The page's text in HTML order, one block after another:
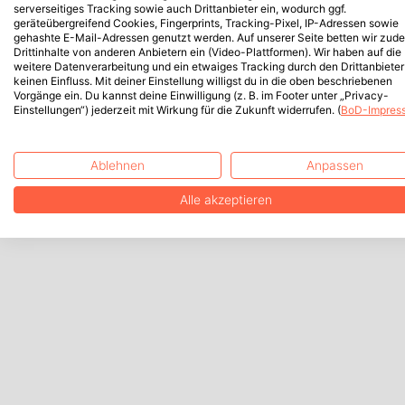
serverseitiges Tracking sowie auch Drittanbieter ein, wodurch ggf.
geräteübergreifend Cookies, Fingerprints, Tracking-Pixel, IP-Adressen sowie
gehashte E-Mail-Adressen genutzt werden. Auf unserer Seite betten wir
Drittinhalte von anderen Anbietern ein (Video-Plattformen). Wir haben auf die
weitere Datenverarbeitung und ein etwaiges Tracking durch den Drittanbieter
keinen Einfluss. Mit deiner Einstellung willigst du in die oben beschriebenen
Vorgänge ein. Du kannst deine Einwilligung (z. B. im Footer unter „Privacy-
Einstellungen“) jederzeit mit Wirkung für die Zukunft widerrufen. (BoD-
Ablehnen Anpassen
Alle akzeptieren